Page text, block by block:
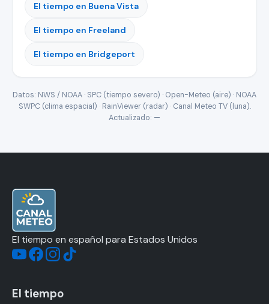
El tiempo en Buena Vista
El tiempo en Freeland
El tiempo en Bridgeport
Datos: NWS / NOAA · SPC (tiempo severo) · Open-Meteo (aire) · NOAA
SWPC (clima espacial) · RainViewer (radar) · Canal Meteo TV (luna).
Actualizado: —
El tiempo en español para Estados Unidos
El tiempo